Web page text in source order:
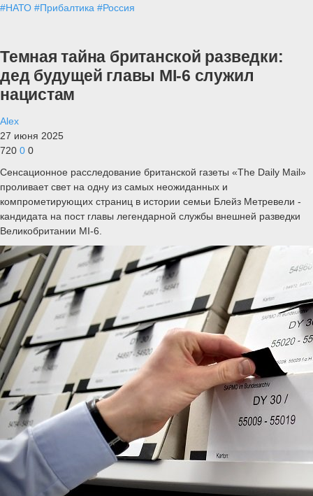
#НАТО #Прибалтика #Россия
Темная тайна британской разведки:
дед будущей главы MI-6 служил
нацистам
Alex
27 июня 2025
720 0 0
Сенсационное расследование британской газеты «The Daily Mail»
проливает свет на одну из самых неожиданных и
компрометирующих страниц в истории семьи Блейз Метревели -
кандидата на пост главы легендарной службы внешней разведки
Великобритании MI-6.